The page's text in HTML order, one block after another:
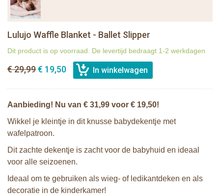
Lulujo Waffle Blanket - Ballet Slipper
Dit product is op voorraad. De levertijd bedraagt 1-2 werkdagen
€ 29,99€ 19,50
Aanbieding! Nu van € 31,99 voor € 19,50!
Wikkel je kleintje in dit knusse babydekentje met
wafelpatroon.
Dit zachte dekentje is zacht voor de babyhuid en ideaal
voor alle seizoenen.
Ideaal om te gebruiken als wieg- of ledikantdeken en als
decoratie in de kinderkamer!